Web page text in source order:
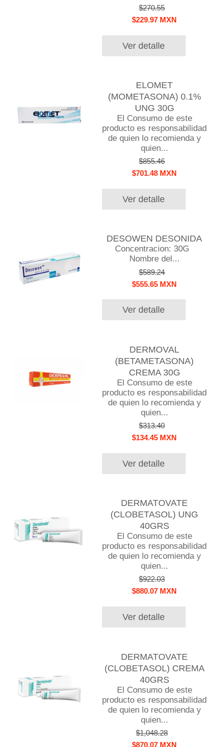
$270.55
$229.97 MXN
Ver detalle
ELOMET
(MOMETASONA) 0.1%
UNG 30G
El Consumo de este
producto es responsabilidad
de quien lo recomienda y
quien...
$855.46
$701.48 MXN
Ver detalle
DESOWEN DESONIDA
Concentracion: 30G
Nombre del...
$589.24
$555.65 MXN
Ver detalle
DERMOVAL
(BETAMETASONA)
CREMA 30G
El Consumo de este
producto es responsabilidad
de quien lo recomienda y
quien...
$313.40
$134.45 MXN
Ver detalle
DERMATOVATE
(CLOBETASOL) UNG
40GRS
El Consumo de este
producto es responsabilidad
de quien lo recomienda y
quien...
$922.03
$880.07 MXN
Ver detalle
DERMATOVATE
(CLOBETASOL) CREMA
40GRS
El Consumo de este
producto es responsabilidad
de quien lo recomienda y
quien...
$1,048.28
$870.07 MXN